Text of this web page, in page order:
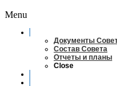
Menu
Документы
Состав Совета
Отчеты и планы
Close